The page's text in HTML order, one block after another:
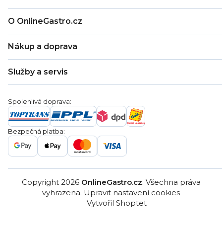
O OnlineGastro.cz
Kontakty
Věrnostní program
Blog
Nákup a doprava
Záruka
Ochrana osobních údajů
Reklamační řády
Služby a servis
Servis a reklamace
Poptávka
Gastro projekty
Značky
Gastro velkoobchod
Spolehlivá doprava:
Bezpečná platba:
Vytvořil Shoptet
Copyright 2026 OnlineGastro.cz. Všechna práva
vyhrazena. Upravit nastavení cookies